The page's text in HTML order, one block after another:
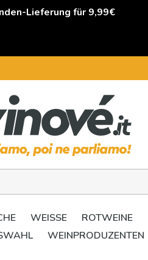
Lieferung für 9,99€
WEISSE ROTWEINE
WEINPRODUZENTEN